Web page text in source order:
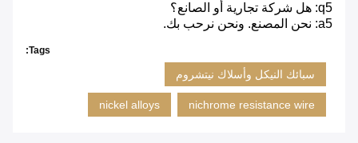
q5: هل شركة تجارية أو الصانع؟
a5: نحن المصنع. ونحن نرحب بك.
Tags:
سبائك النيكل وأسلاك نيتشروم
nichrome resistance wire
nickel alloys